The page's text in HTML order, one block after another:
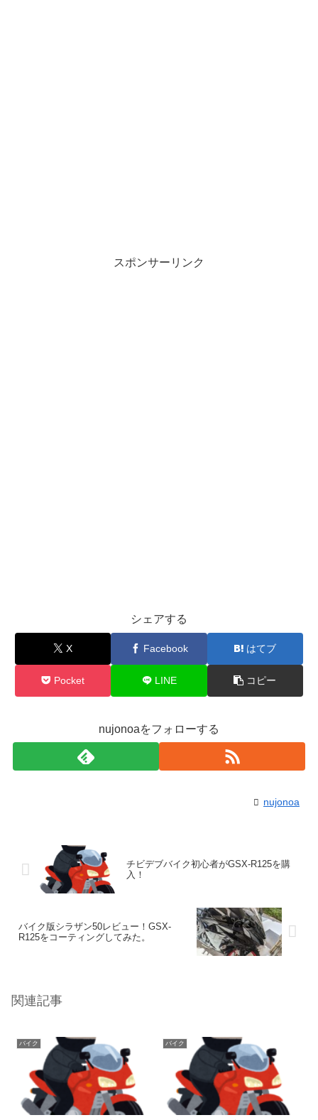
スポンサーリンク
シェアする
X Facebook はてブ
Pocket LINE コピー
nujonoaをフォローする
nujonoa
チビデブバイク初心者がGSX-R125を購
入！
バイク版シラザン50レビュー！GSX-
R125をコーティングしてみた。
関連記事
バイク バイク